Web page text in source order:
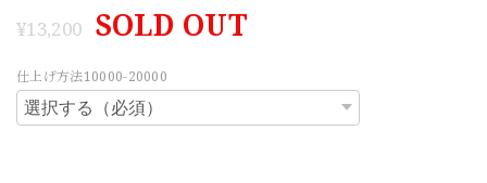
¥13,200 SOLD OUT
仕上げ方法10000-20000